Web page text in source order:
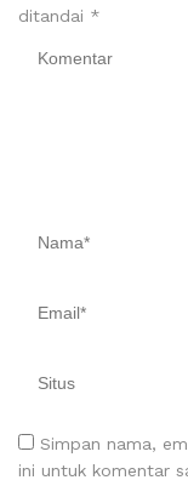
ditandai *
Simpan nama,
ini untuk komentar